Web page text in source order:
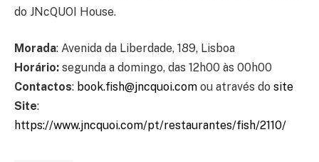
do JNcQUOI House.
Morada: Avenida da Liberdade, 189, Lisboa
Horário: segunda a domingo, das 12h00 às 00h00
Contactos: book.fish@jncquoi.com ou através do site
Site:
https://www.jncquoi.com/pt/restaurantes/fish/2110/